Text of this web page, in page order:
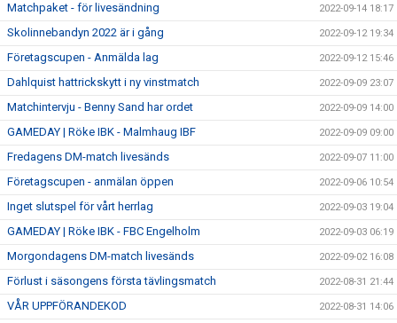
Matchpaket - för livesändning 2022-09-14 18:17
Skolinnebandyn 2022 är i gång 2022-09-12 19:34
Företagscupen - Anmälda lag 2022-09-12 15:46
Dahlquist hattrickskytt i ny vinstmatch 2022-09-09 23:07
Matchintervju - Benny Sand har ordet 2022-09-09 14:00
GAMEDAY | Röke IBK - Malmhaug IBF 2022-09-09 09:00
Fredagens DM-match livesänds 2022-09-07 11:00
Företagscupen - anmälan öppen 2022-09-06 10:54
Inget slutspel för vårt herrlag 2022-09-03 19:04
GAMEDAY | Röke IBK - FBC Engelholm 2022-09-03 06:19
Morgondagens DM-match livesänds 2022-09-02 16:08
Förlust i säsongens första tävlingsmatch 2022-08-31 21:44
VÅR UPPFÖRANDEKOD 2022-08-31 14:06